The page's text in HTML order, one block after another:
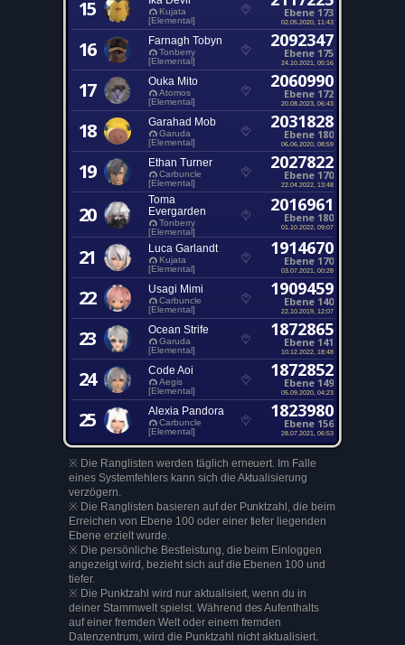
15
Kujata
[Elemental]
Ebene 173
02.05.2020, 11:43
16 Farnagh Tobyn
Tonberry
[Elemental]
2092347
Ebene 175
24.10.2021, 05:16
17 Ouka Mito
Atomos
[Elemental]
2060990
Ebene 172
20.08.2023, 06:43
18 Garahad Mob
Garuda
[Elemental]
2031828
Ebene 180
06.06.2020, 08:59
19 Ethan Turner
Carbuncle
[Elemental]
2027822
Ebene 170
22.04.2022, 13:48
20
Toma
Evergarden
Tonberry
[Elemental]
2016961
Ebene 180
01.10.2022, 09:07
21 Luca Garlandt
Kujata
[Elemental]
1914670
Ebene 170
03.07.2021, 00:28
22 Usagi Mimi
Carbuncle
[Elemental]
1909459
Ebene 140
22.10.2019, 12:07
23 Ocean Strife
Garuda
[Elemental]
1872865
Ebene 141
10.12.2022, 18:48
24 Code Aoi
Aegis
[Elemental]
1872852
Ebene 149
05.09.2020, 04:23
25 Alexia Pandora
Carbuncle
[Elemental]
1823980
Ebene 156
28.07.2021, 06:53
※ Die Ranglisten werden täglich erneuert. Im Falle
eines Systemfehlers kann sich die Aktualisierung
verzögern.
※ Die Ranglisten basieren auf der Punktzahl, die beim
Erreichen von Ebene 100 oder einer tiefer liegenden
Ebene erzielt wurde.
※ Die persönliche Bestleistung, die beim Einloggen
angezeigt wird, bezieht sich auf die Ebenen 100 und
tiefer.
※ Die Punktzahl wird nur aktualisiert, wenn du in
deiner Stammwelt spielst. Während des Aufenthalts
auf einer fremden Welt oder einem fremden
Datenzentrum, wird die Punktzahl nicht aktualisiert.